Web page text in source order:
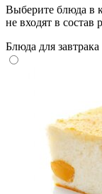
Выберите блюда в
не входят в
Блюда для завтрака